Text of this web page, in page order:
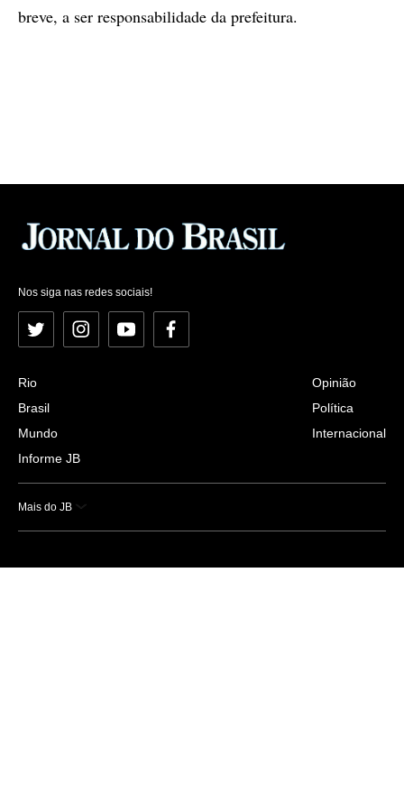
breve, a ser responsabilidade da prefeitura.
Nos siga nas redes sociais!
Twitter InstagramYouTubeFacebook
Rio
Brasil
Mundo
Informe JB
Opinião
Política
Internacional
Mais do JB
Esportes